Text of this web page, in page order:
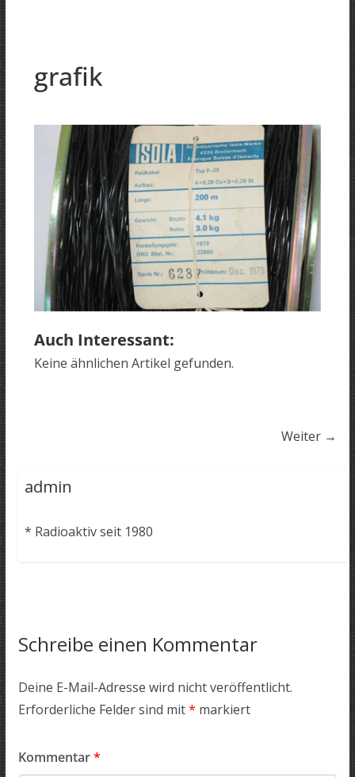
grafik
Auch Interessant:
Keine ähnlichen Artikel gefunden.
Weiter →
admin
* Radioaktiv seit 1980
Schreibe einen Kommentar
Deine E-Mail-Adresse wird nicht veröffentlicht.
Erforderliche Felder sind mit* markiert
Kommentar*